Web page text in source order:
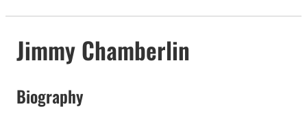
Jimmy Chamberlin
Biography